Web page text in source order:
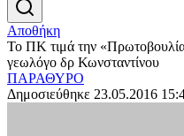
Αποθήκη
Το ΠΚ τιμά την
γεωλόγο δρ Κωνσταντίνου
ΠΑΡΑΘΥΡΟ
Δημοσιεύθηκε 23.05.2016